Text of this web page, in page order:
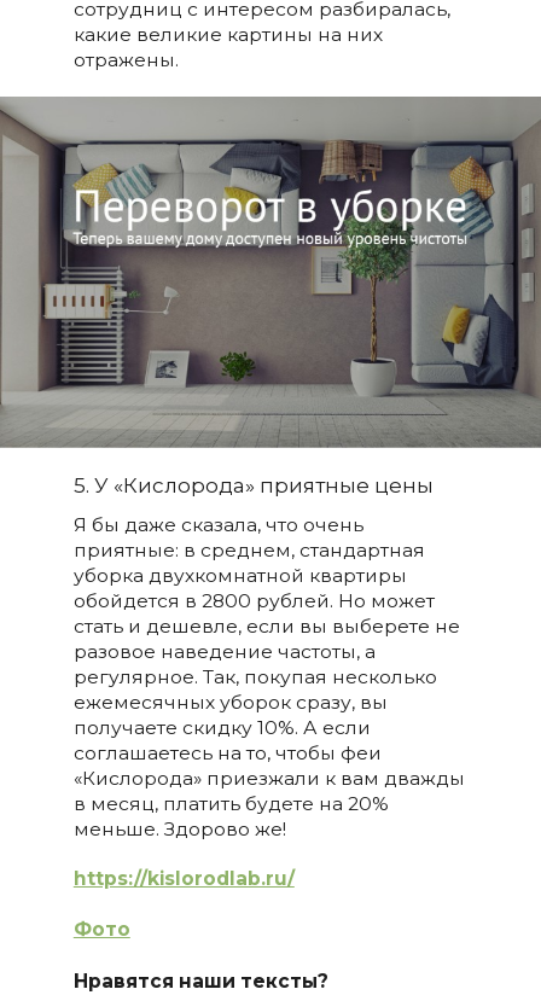
сотрудниц с интересом разбиралась,
какие великие картины на них
отражены.
5. У «Кислорода» приятные цены
Я бы даже сказала, что очень
приятные: в среднем, стандартная
уборка двухкомнатной квартиры
обойдется в 2800 рублей. Но может
стать и дешевле, если вы выберете не
разовое наведение частоты, а
регулярное. Так, покупая несколько
ежемесячных уборок сразу, вы
получаете скидку 10%. А если
соглашаетесь на то, чтобы феи
«Кислорода» приезжали к вам дважды
в месяц, платить будете на 20%
меньше. Здорово же!
https://kislorodlab.ru/
Фото
Нравятся наши тексты?